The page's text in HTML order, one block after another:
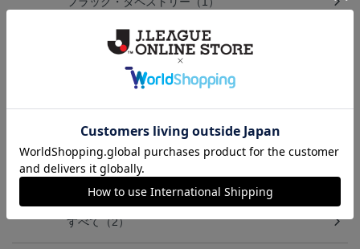
その他（1）
キーホルダー・アクセサリー
すべて（11）
すべて（2）